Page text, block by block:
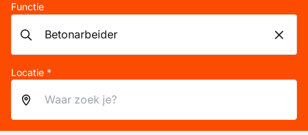
Functie
Locatie *